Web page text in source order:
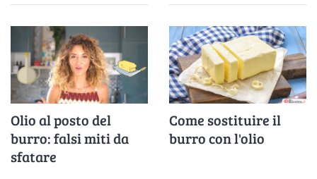
Olio al posto del
burro: falsi miti da
sfatare
Come sostituire il
burro con l'olio